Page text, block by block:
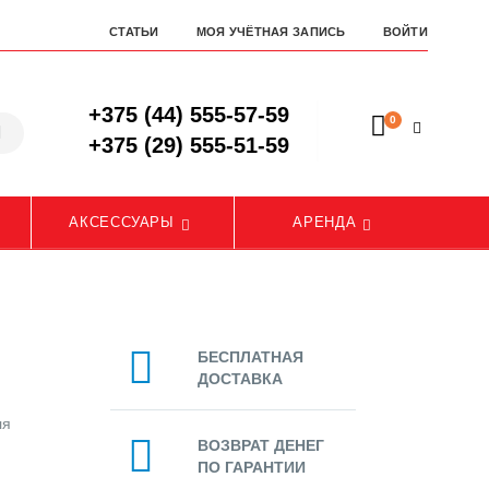
СТАТЬИ МОЯ УЧЁТНАЯ ЗАПИСЬ ВОЙТИ
+375 (44) 555-57-59
+375 (29) 555-51-59
0
АКСЕССУАРЫ АРЕНДА
БЕСПЛАТНАЯ
ДОСТАВКА
ВОЗВРАТ ДЕНЕГ
ПО ГАРАНТИИ